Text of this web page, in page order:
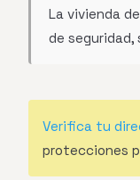
La vivienda
de seguridad,
Verifica tu
protecciones